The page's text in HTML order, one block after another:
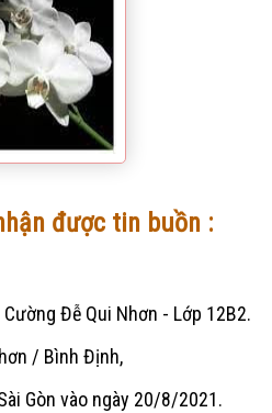
được tin buồn :
Cường Đễ Qui Nhơn - Lớp 12B2.
/ Bình Định,
Gòn vào ngày 20/8/2021.